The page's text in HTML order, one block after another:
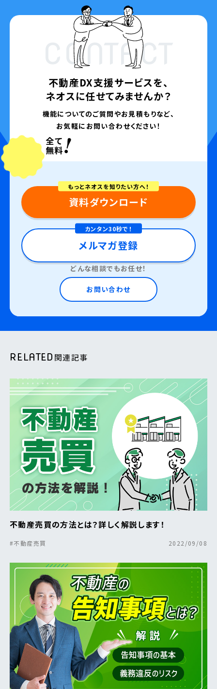
CONTACT
不動産DX支援サービスを、
ネオスに任せてみませんか？
機能についてのご質問やお見積もりなど、
お気軽にお問い合わせください！
もっとネオスを知りたい方へ！
資料ダウンロード
カンタン30秒で！
メルマガ登録
どんな相談でもお任せ！
お問い合わせ
RELATED 関連記事
不動産売買の方法とは？詳しく解説します！
#不動産売買 2022/09/08